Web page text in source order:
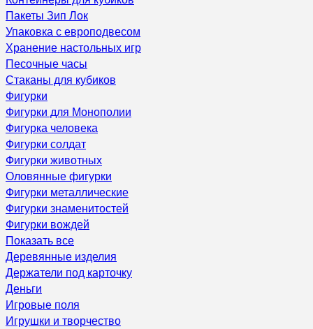
Пакеты Зип Лок
Упаковка с европодвесом
Хранение настольных игр
Песочные часы
Стаканы для кубиков
Фигурки
Фигурки для Монополии
Фигурка человека
Фигурки солдат
Фигурки животных
Оловянные фигурки
Фигурки металлические
Фигурки знаменитостей
Фигурки вождей
Показать все
Деревянные изделия
Держатели под карточку
Деньги
Игровые поля
Игрушки и творчество